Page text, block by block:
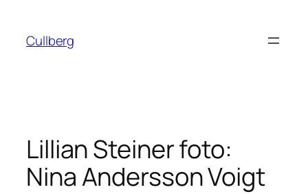
innehåll
Cullberg
Lillian Steiner foto:
Nina Andersson Voigt